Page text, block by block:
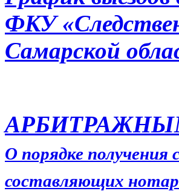
ФКУ
Самарской
О порядке получения
составляющих